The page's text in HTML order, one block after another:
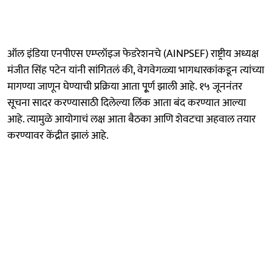
ऑल इंडिया एनपीएस एम्प्लॉइज फेडरेशनचे (AINPSEF) राष्ट्रीय अध्यक्ष
मंजीत सिंह पटेन यांनी सांगितलं की, वेगवेगळ्या भागधारकांकडून त्यांच्या
मागण्या जाणून घेण्याची प्रक्रिया आता पू्र्ण झाली आहे. १५ जूननंतर
सूचना सादर करण्यासाठी दिलेल्या लिंक आता बंद करण्यात आल्या
आहे. त्यामुळे आयोगाचं लक्ष आता बैठका आणि शेवटचा अहवाल तयार
करण्यावर केंद्रीत झालं आहे.